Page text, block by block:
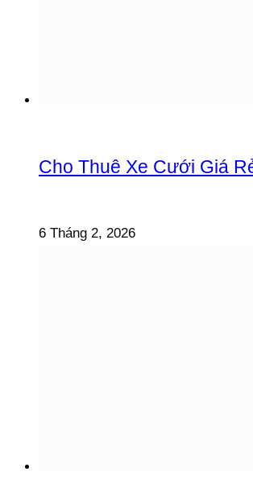
Cho Thuê Xe Cưới Giá
6 Tháng 2, 2026